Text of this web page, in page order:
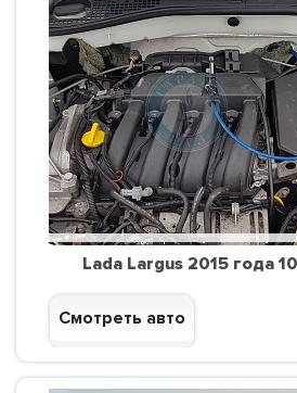
Lada Largus 2015 года
Смотреть авто